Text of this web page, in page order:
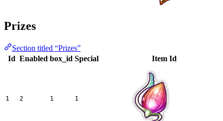
Prizes
Section titled “Prizes”
Id Enabled box_id Special Item Id
1 2 1 1